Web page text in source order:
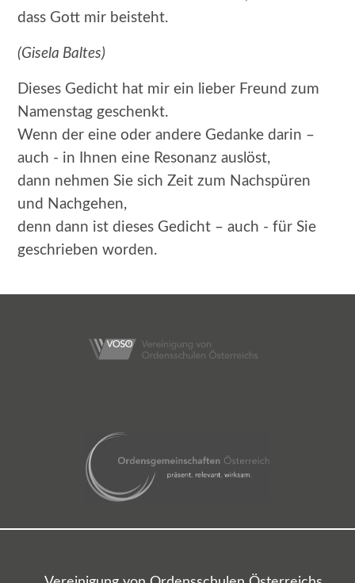
dass Gott mir beisteht.
(Gisela Baltes)
Dieses Gedicht hat mir ein lieber Freund zum
Namenstag geschenkt.
Wenn der eine oder andere Gedanke darin –
auch - in Ihnen eine Resonanz auslöst,
dann nehmen Sie sich Zeit zum Nachspüren
und Nachgehen,
denn dann ist dieses Gedicht – auch - für Sie
geschrieben worden.